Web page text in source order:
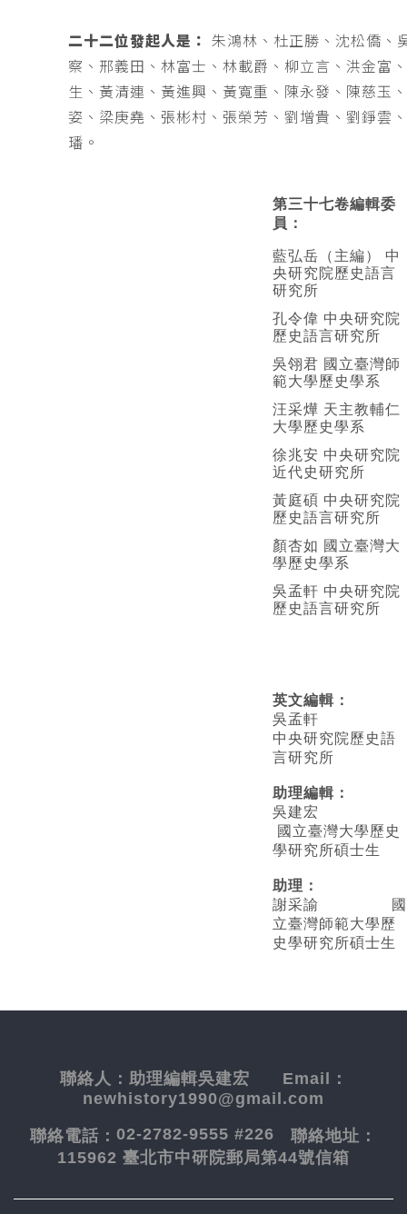
二十二位發起人是：
朱鴻林、杜正勝、沈松僑、
察、邢義田、林富士、林載爵、柳立言、洪金富
生、黃清連、黃進興、黃寬重、陳永發、陳慈玉
姿、梁庚堯、張彬村、張榮芳、劉增貴、劉錚雲
璠。
第三十七卷編輯委
員：
藍弘岳（主編） 中
央研究院歷史語言
研究所
孔令偉 中央研究院
歷史語言研究所
吳翎君 國立臺灣師
範大學歷史學系
汪采燁 天主教輔仁
大學歷史學系
徐兆安 中央研究院
近代史研究所
黃庭碩 中央研究院
歷史語言研究所
顏杏如 國立臺灣大
學歷史學系
吳孟軒 中央研究院
歷史語言研究所
英文編輯 ：
吳孟軒
中央研究院歷史語
言研究所
助理編輯：
吳建宏
國立臺灣大學歷史
學研究所碩士生
助理：
謝采諭
國
立臺灣師範大學歷
史學研究所碩士生
聯絡人： 助理編輯吳建宏 Email：
newhistory1990@gmail.com
聯絡電話： 02-2782-9555 #226 聯絡地址：
115962 臺北市中研院郵局第44號信箱